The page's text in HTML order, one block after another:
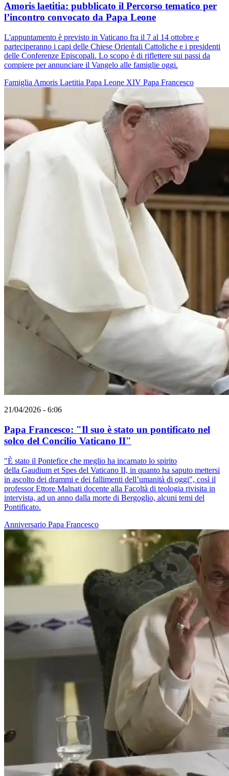
Amoris laetitia: pubblicato il Percorso tematico per
l’incontro convocato da Papa Leone
L'appuntamento è previsto in Vaticano fra il 7 al 14 ottobre e
parteciperanno i capi delle Chiese Orientali Cattoliche e i presidenti
delle Conferenze Episcopali. Lo scopo è di riflettere sui passi da
compiere per annunciare il Vangelo alle famiglie oggi.
Famiglia Amoris Laetitia Papa Leone XIV Papa Francesco
21/04/2026 - 6:06
Papa Francesco: "Il suo è stato un pontificato nel
solco del Concilio Vaticano II"
"È stato il Pontefice che meglio ha incarnato lo spirito
della Gaudium et Spes del Vaticano II, in quanto ha saputo mettersi
in ascolto dei drammi e dei fallimenti dell’umanità di oggi", così il
professor Ettore Malnati docente alla Facoltà di teologia rivisita in
intervista, ad un anno dalla morte di Bergoglio, alcuni temi del
Pontificato.
Anniversario Papa Francesco